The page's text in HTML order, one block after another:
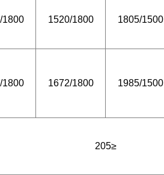
1805/1500
1520/1800
1800
1985/1500
1672/1800
1800
≤205